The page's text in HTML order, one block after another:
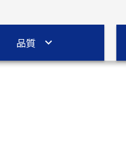
品質